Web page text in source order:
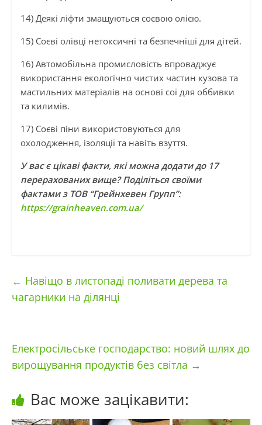
14) Деякі ліфти змащуються соєвою олією.
15) Соєві олівці нетоксичні та безпечніші для дітей.
16) Автомобільна промисловість впроваджує
використання екологічно чистих частин кузова та
мастильних матеріалів на основі сої для оббивки
та килимів.
17) Соєві піни використовуються для
охолодження, ізоляції та навіть взуття.
У вас є цікаві факти, які можна додати до 17
перерахованих вище? Поділіться своїми
фактами з ТОВ “Грейнхевен Групп”:
https://grainheaven.com.ua/
← Навіщо в листопаді поливати дерева та
чагарники на ділянці
Електросільське господарство: новий шлях до
вирощування продуктів без світла →
Вас може зацікавити: